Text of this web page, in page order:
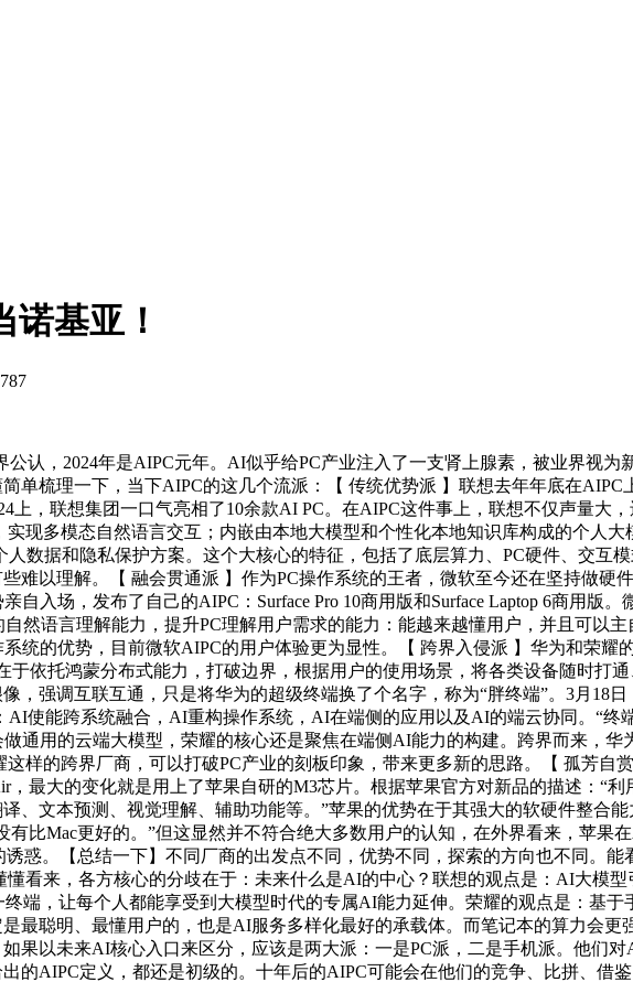
基亚！
公认，2024年是AIPC元年。AI似乎给PC产业注入了一支肾上腺素，被业界视
单梳理一下，当下AIPC的这几个流派：【 传统优势派 】联想去年年底在
上，联想集团一口气亮相了10余款AI PC。在AIPC这件事上，联想不仅声量
现多模态自然语言交互；内嵌由本地大模型和个性化本地知识库构成的个人
数据和隐私保护方案。这个大核心的特征，包括了底层算力、PC硬件、交互
难以理解。【 融会贯通派 】作为PC操作系统的王者，微软至今还在坚持做硬
自入场，发布了自己的AIPC：Surface Pro 10商用版和Surface Laptop 6商用版
然语言理解能力，提升PC理解用户需求的能力：能越来越懂用户，并且可以
统的优势，目前微软AIPC的用户体验更为显性。【 跨界入侵派 】华为和荣
于依托鸿蒙分布式能力，打破边界，根据用户的使用场景，将各类设备随时打
，强调互联互通，只是将华为的超级终端换了个名字，称为“胖终端”。3月18
AI使能跨系统融合，AI重构操作系统，AI在端侧的应用以及AI的端云协同。“
通用的云端大模型，荣耀的核心还是聚焦在端侧AI能力的构建。跨界而来，
样的跨界厂商，可以打破PC产业的刻板印象，带来更多新的思路。【 孤芳
，最大的变化就是用上了苹果自研的M3芯片。根据苹果官方对新品的描述：“
、文本预测、视觉理解、辅助功能等。”苹果的优势在于其强大的软硬件整合
有比Mac更好的。”但这显然并不符合绝大多数用户的认知，在外界看来，苹果
惑。【总结一下】不同厂商的出发点不同，优势不同，探索的方向也不同。
看来，各方核心的分歧在于：未来什么是AI的中心？联想的观点是：AI大模
端，让每个人都能享受到大模型时代的专属AI能力延伸。荣耀的观点是：基
最聪明、最懂用户的，也是AI服务多样化最好的承载体。而笔记本的算力会
果以未来AI核心入口来区分，应该是两大派：一是PC派，二是手机派。他们
的AIPC定义，都还是初级的。十年后的AIPC可能会在他们的竞争、比拼、借